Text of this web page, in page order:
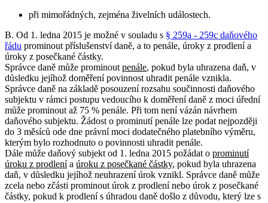
při mimořádných, zejména živelních událostech.
B. Od 1. ledna 2015 je možné v souladu s § 259a - 259c daňového
řádu prominout příslušenství daně, a to penále, úroky z prodlení a
úroky z posečkané částky.
Správce daně může prominout penále, pokud byla uhrazena daň, v
důsledku jejíhož doměření povinnost uhradit penále vznikla.
Správce daně na základě posouzení rozsahu součinnosti daňového
subjektu v rámci postupu vedoucího k doměření daně z moci úřední
může prominout až 75 % penále. Při tom není vázán návrhem
daňového subjektu. Žádost o prominutí penále lze podat nejpozději
do 3 měsíců ode dne právní moci dodatečného platebního výměru,
kterým bylo rozhodnuto o povinnosti uhradit penále.
Dále může daňový subjekt od 1. ledna 2015 požádat o prominutí
úroku z prodlenía úroku z posečkané částky, pokud byla uhrazena
daň, v důsledku jejíhož neuhrazení úrok vznikl. Správce daně může
zcela nebo zčásti prominout úrok z prodlení nebo úrok z posečkané
částky, pokud k prodlení s úhradou daně došlo z důvodu, který lze s